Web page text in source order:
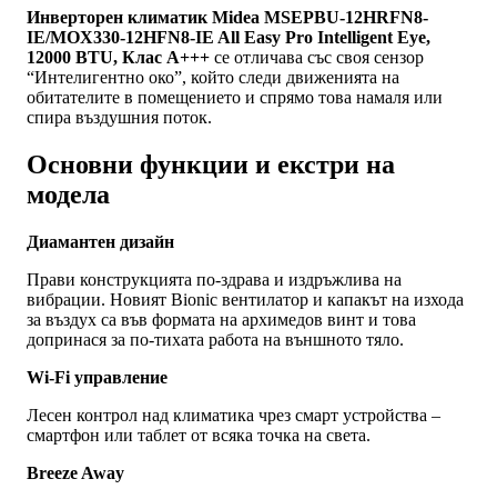
Клас
A+++
Инверторен климатик Midea MSEPBU-12HRFN8-
IE/MOX330-12HFN8-IE All Easy Pro Intelligent Eye,
12000 BTU, Клас A+++ се отличава със своя сензор
“Интелигентно око”, който следи движенията на
обитателите в помещението и спрямо това намаля или
спира въздушния поток.
Основни функции и екстри на
модела
Диамантен дизайн
Прави конструкцията по-здрава и издръжлива на
вибрации. Новият Bionic вентилатор и капакът на изхода
за въздух са във формата на архимедов винт и това
допринася за по-тихата работа на външното тяло.
Wi-Fi управление
Лесен контрол над климатика чрез смарт устройства –
смартфон или таблет от всяка точка на света.
Breeze Away